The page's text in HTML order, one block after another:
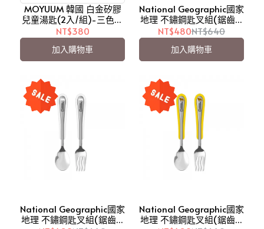
安心！
MOYUUM 韓國 白金矽膠
兒童湯匙(2入/組)-三色可
選【愛吾兒】
NT$380
加入購物車
National Geographic國家
地理 不鏽鋼匙叉組(鋸齒)/
湯匙/叉子-恐龍Dino【愛
吾兒】
NT$480NT$640
加入購物車
National Geographic國家
地理 不鏽鋼匙叉組(鋸齒)/
National Geographic國家
地理 不鏽鋼匙叉組(鋸齒)/